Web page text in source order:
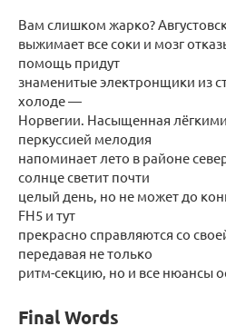
Вам слишком жарко?
выжимает все соки и мозг
помощь придут
знаменитые электронщики из
холоде —
Норвегии. Насыщенная
перкуссией мелодия
напоминает лето в районе
солнце светит почти
целый день, но не может до
FH5 и тут
прекрасно справляются со
передавая не только
ритм-секцию, но и все нюансы
Final Words